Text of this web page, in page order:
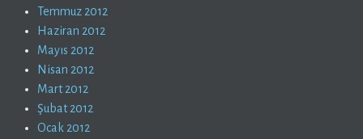
Temmuz 2012
Haziran 2012
Mayıs 2012
Nisan 2012
Mart 2012
Şubat 2012
Ocak 2012